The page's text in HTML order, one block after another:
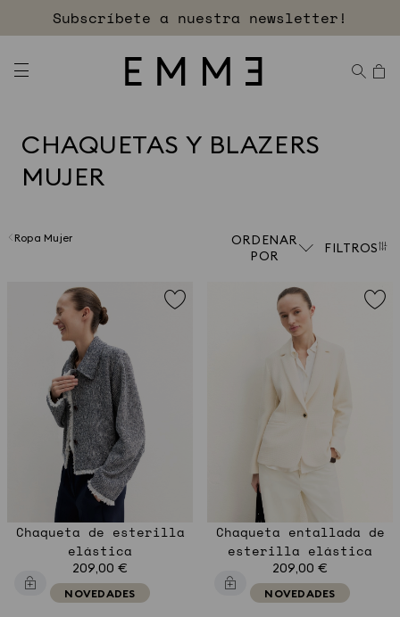
Descubre las rebajas
CHAQUETAS Y BLAZERS
MUJER
Ropa Mujer
ORDENAR
POR
FILTROS
Chaqueta de esterilla
elástica
209,00 €
NOVEDADES
Chaqueta entallada de
esterilla elástica
209,00 €
NOVEDADES